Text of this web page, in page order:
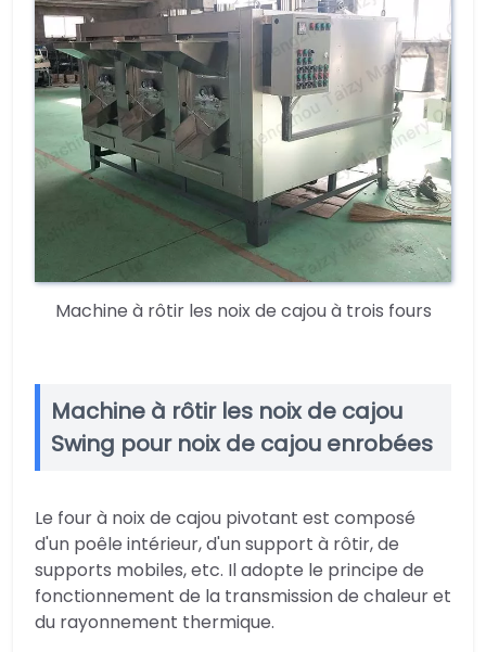
Machine à rôtir les noix de cajou à trois fours
Machine à rôtir les noix de cajou
Swing pour noix de cajou enrobées
Le four à noix de cajou pivotant est composé
d'un poêle intérieur, d'un support à rôtir, de
supports mobiles, etc. Il adopte le principe de
fonctionnement de la transmission de chaleur et
du rayonnement thermique.